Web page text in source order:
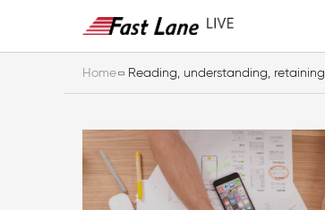
Home Reading, understanding, retaining